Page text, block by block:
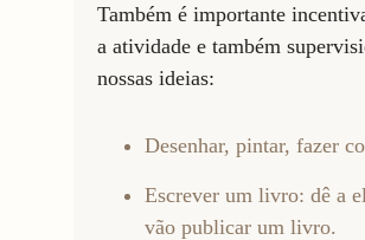
Também é importante
a atividade e também
nossas ideias:
Desenhar, pintar, fazer
Escrever um livro: dê a
vão publicar um livro.